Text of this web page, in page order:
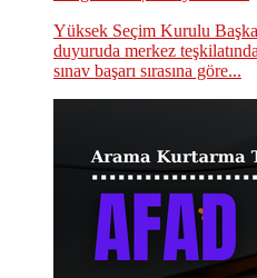
Yüksek Seçim Kurulu
duyuruda merkez
sınav başarı sırasına göre...